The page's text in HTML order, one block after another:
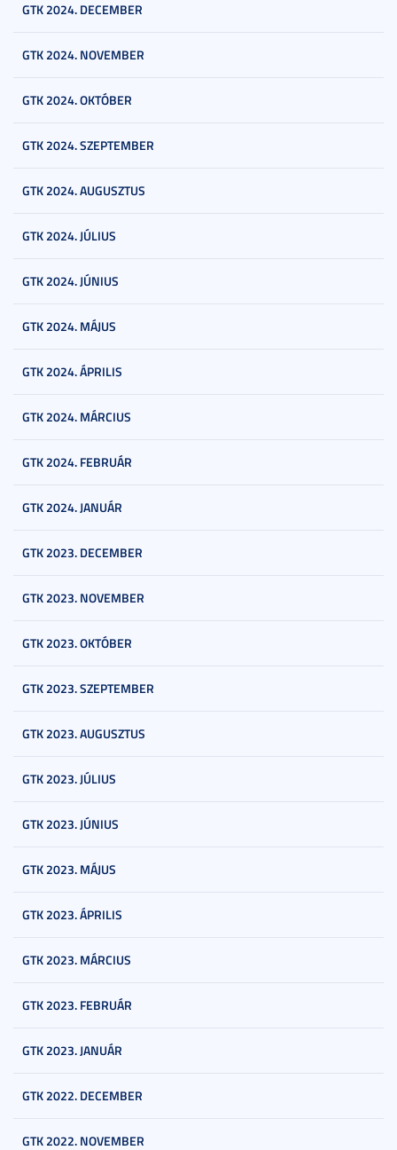
GTK 2024. DECEMBER
GTK 2024. NOVEMBER
GTK 2024. OKTÓBER
GTK 2024. SZEPTEMBER
GTK 2024. AUGUSZTUS
GTK 2024. JÚLIUS
GTK 2024. JÚNIUS
GTK 2024. MÁJUS
GTK 2024. ÁPRILIS
GTK 2024. MÁRCIUS
GTK 2024. FEBRUÁR
GTK 2024. JANUÁR
GTK 2023. DECEMBER
GTK 2023. NOVEMBER
GTK 2023. OKTÓBER
GTK 2023. SZEPTEMBER
GTK 2023. AUGUSZTUS
GTK 2023. JÚLIUS
GTK 2023. JÚNIUS
GTK 2023. MÁJUS
GTK 2023. ÁPRILIS
GTK 2023. MÁRCIUS
GTK 2023. FEBRUÁR
GTK 2023. JANUÁR
GTK 2022. DECEMBER
GTK 2022. NOVEMBER